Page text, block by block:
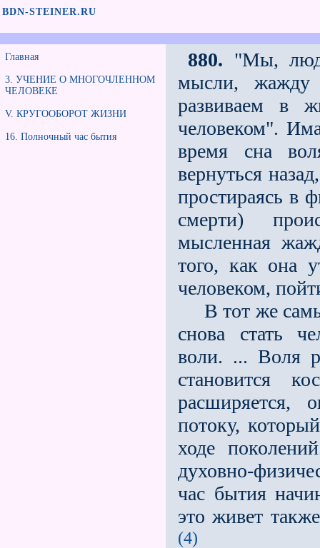
BDN-STEINER.RU
Главная
3. УЧЕНИЕ О МНОГОЧЛЕННОМ
ЧЕЛОВЕКЕ
V. КРУГООБОРОТ ЖИЗНИ
16. Полночный час бытия
880. "Мы,
мысли,
развиваем в
человеком".
время сна
вернуться
простираясь в
смерти)
мысленная
того, как она
человеком,
В тот же
снова стать
воли. ... Воля
становится
расширяется,
потоку,
ходе
духовно-
час бытия
это живет
(4)